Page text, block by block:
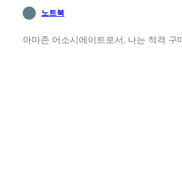
노트북
아마존 어소시에이트로서, 나는 적격 구